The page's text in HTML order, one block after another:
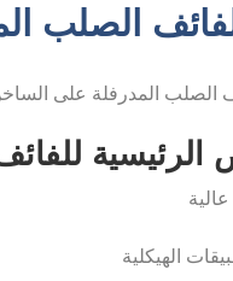
الصلب
الرئيسية
الهيكلية